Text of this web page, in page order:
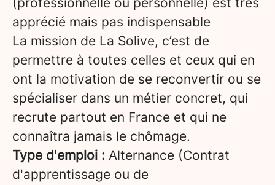
apprécié mais pas indispensable
La mission de La Solive, c’est de
permettre à toutes celles et ceux qui en
ont la motivation de se reconvertir ou se
spécialiser dans un métier concret, qui
recrute partout en France et qui ne
connaîtra jamais le chômage.
Type d'emploi : Alternance (Contrat
d'apprentissage ou de